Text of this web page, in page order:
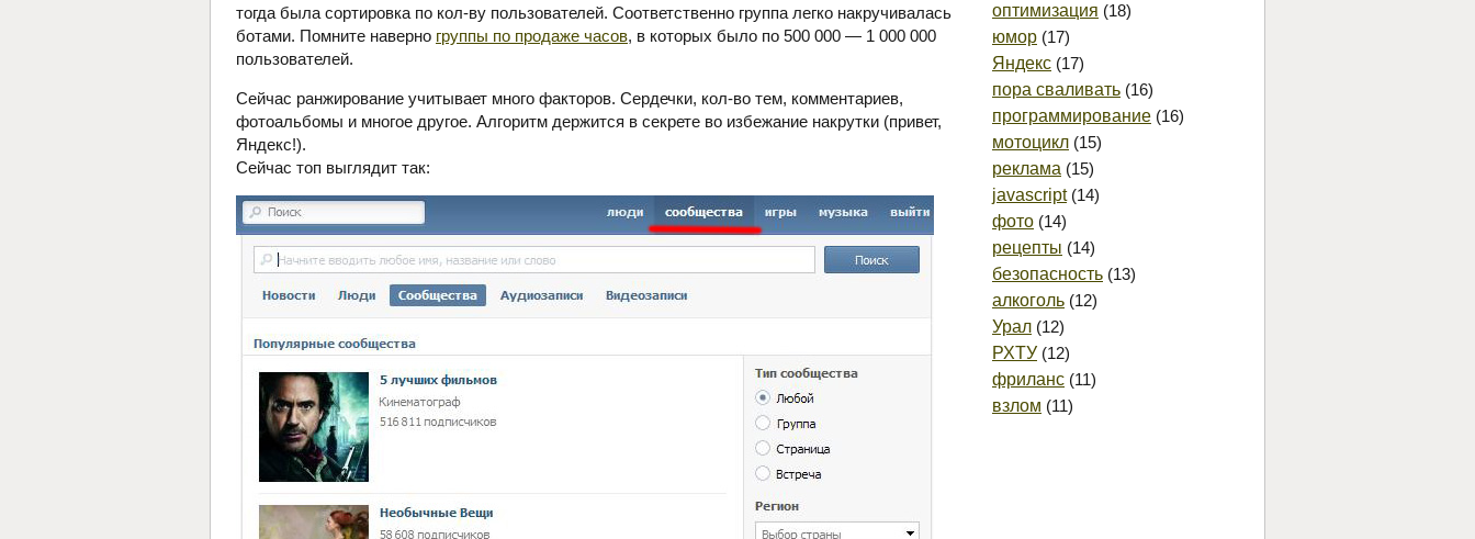
тогда была сортировка по кол-ву пользователей. Соответственно группа легко накручивалась
ботами. Помните наверно группы по продаже часов, в которых было по 500 000 — 1 000 000
пользователей.
Сейчас ранжирование учитывает много факторов. Сердечки, кол-во тем, комментариев,
фотоальбомы и многое другое. Алгоритм держится в секрете во избежание накрутки (привет,
Яндекс!).
Сейчас топ выглядит так:
оптимизация (18)
юмор (17)
Яндекс (17)
пора сваливать (16)
программирование (16)
мотоцикл (15)
реклама (15)
javascript(14)
фото (14)
рецепты (14)
безопасность (13)
алкоголь (12)
Урал (12)
РХТУ (12)
фриланс (11)
взлом (11)